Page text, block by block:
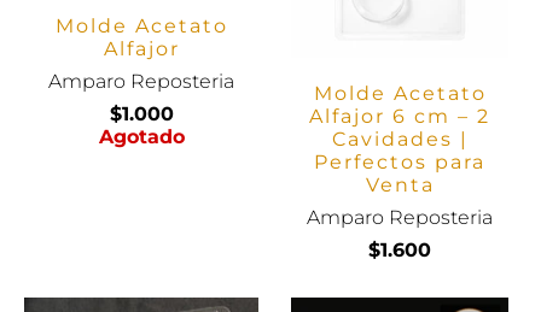
Molde Acetato
Alfajor
Amparo Reposteria
$1.000
Agotado
Molde Acetato
Alfajor 6 cm – 2
Cavidades |
Perfectos para
Venta
Amparo Reposteria
$1.600